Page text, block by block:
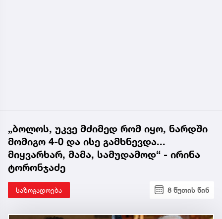
„ბოლოს, უკვე მძიმედ რომ იყო, ნარდში
მომიგო 4-0 და ისე გამხნევდა...
მიყვარხარ, მამა, სამუდამოდ“ - ირინა
ტორონჯაძე
საზოგადოება 8 წუთის წინ